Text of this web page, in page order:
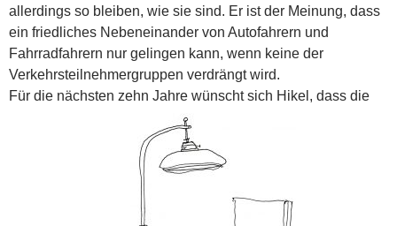
allerdings so bleiben, wie sie sind. Er ist der Meinung, dass
ein friedliches Nebeneinander von Autofahrern und
Fahrradfahrern nur gelingen kann, wenn keine der
Verkehrsteilnehmergruppen verdrängt wird.
Für die nächsten zehn Jahre wünscht sich Hikel, dass die